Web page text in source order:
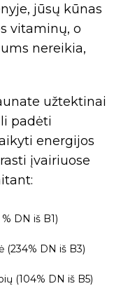
jūsų kūnas
vitaminų, o
nereikia,
užtektinai
padėti
energijos
įvairiuose
DN iš B1)
DN iš B3)
(104% DN iš B5)